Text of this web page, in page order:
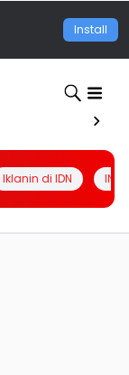
Install
Iklanin di IDN